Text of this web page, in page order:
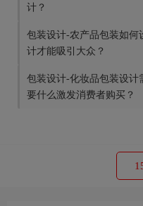
计？
包装设计-农产品包装如何
计才能吸引大众？
包装设计-化妆品包装设计
要什么激发消费者购买？